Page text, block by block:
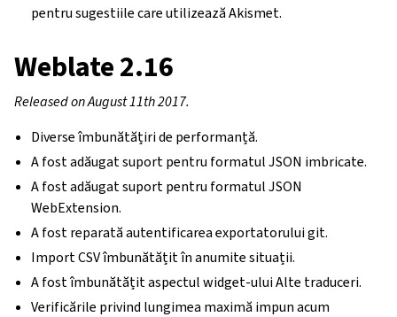
pentru sugestiile care utilizează Akismet.
Weblate 2.16
Released on August 11th 2017.
Diverse îmbunătățiri de performanță.
A fost adăugat suport pentru formatul JSON imbricate.
A fost adăugat suport pentru formatul JSON
WebExtension.
A fost reparată autentificarea exportatorului git.
Import CSV îmbunătățit în anumite situații.
A fost îmbunătățit aspectul widget-ului Alte traduceri.
Verificările privind lungimea maximă impun acum